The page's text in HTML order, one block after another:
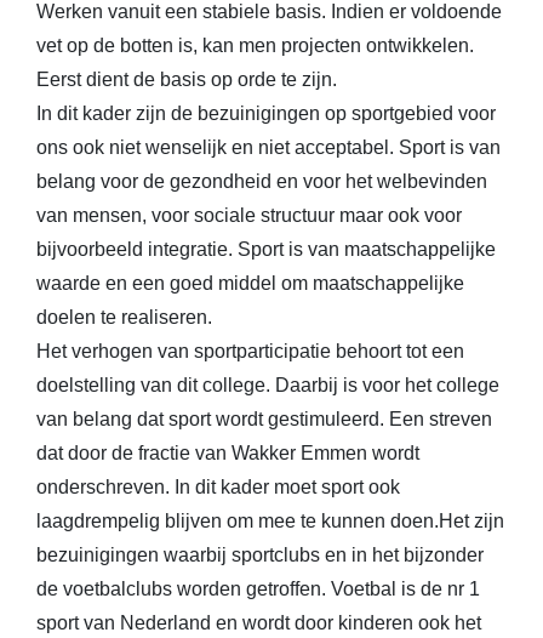
Werken vanuit een stabiele basis. Indien er voldoende
vet op de botten is, kan men projecten ontwikkelen.
Eerst dient de basis op orde te zijn.
In dit kader zijn de bezuinigingen op sportgebied voor
ons ook niet wenselijk en niet acceptabel. Sport is van
belang voor de gezondheid en voor het welbevinden
van mensen, voor sociale structuur maar ook voor
bijvoorbeeld integratie. Sport is van maatschappelijke
waarde en een goed middel om maatschappelijke
doelen te realiseren.
Het verhogen van sportparticipatie behoort tot een
doelstelling van dit college. Daarbij is voor het college
van belang dat sport wordt gestimuleerd. Een streven
dat door de fractie van Wakker Emmen wordt
onderschreven. In dit kader moet sport ook
laagdrempelig blijven om mee te kunnen doen.Het zijn
bezuinigingen waarbij sportclubs en in het bijzonder
de voetbalclubs worden getroffen. Voetbal is de nr 1
sport van Nederland en wordt door kinderen ook het